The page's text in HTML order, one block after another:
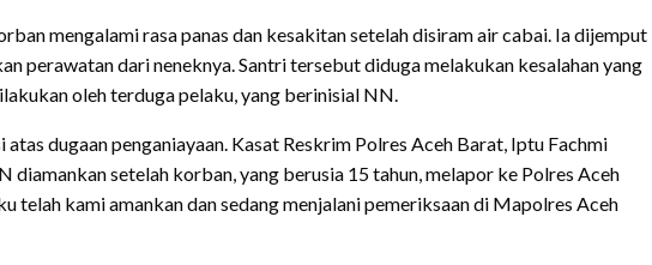
mengalami rasa panas dan kesakitan setelah disiram air cabai. Ia dijemput
perawatan dari neneknya. Santri tersebut diduga melakukan kesalahan yang
oleh terduga pelaku, yang berinisial NN.
dugaan penganiayaan. Kasat Reskrim Polres Aceh Barat, Iptu Fachmi
diamankan setelah korban, yang berusia 15 tahun, melapor ke Polres Aceh
telah kami amankan dan sedang menjalani pemeriksaan di Mapolres Aceh